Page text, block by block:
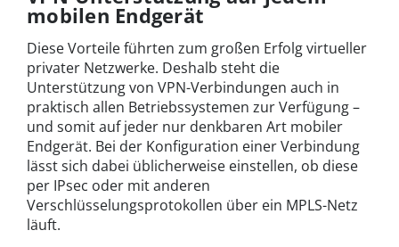
mobilen Endgerät
Diese Vorteile führten zum großen Erfolg virtueller
privater Netzwerke. Deshalb steht die
Unterstützung von VPN-Verbindungen auch in
praktisch allen Betriebssystemen zur Verfügung –
und somit auf jeder nur denkbaren Art mobiler
Endgerät. Bei der Konfiguration einer Verbindung
lässt sich dabei üblicherweise einstellen, ob diese
per IPsec oder mit anderen
Verschlüsselungsprotokollen über ein MPLS-Netz
läuft.